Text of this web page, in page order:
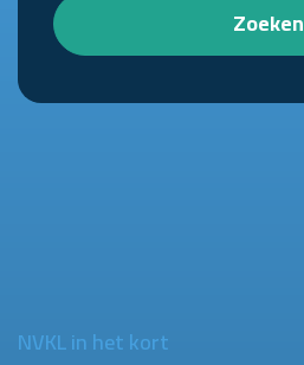
Zoeken
NVKL in het kort